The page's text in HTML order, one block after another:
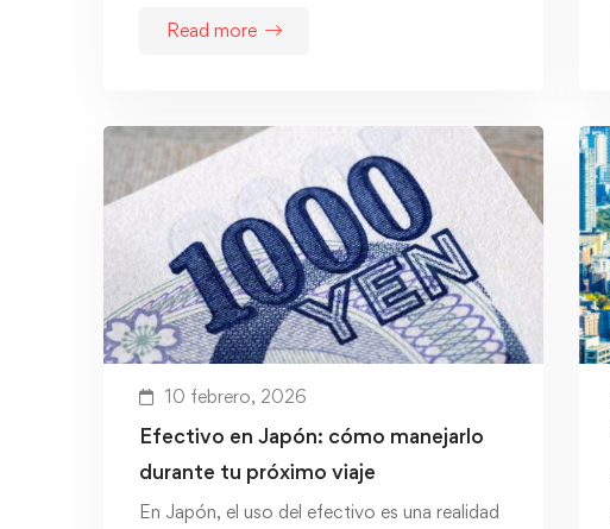
Read more
10 febrero, 2026
Efectivo en Japón: cómo manejarlo
durante tu próximo viaje
En Japón, el uso del efectivo es una realidad